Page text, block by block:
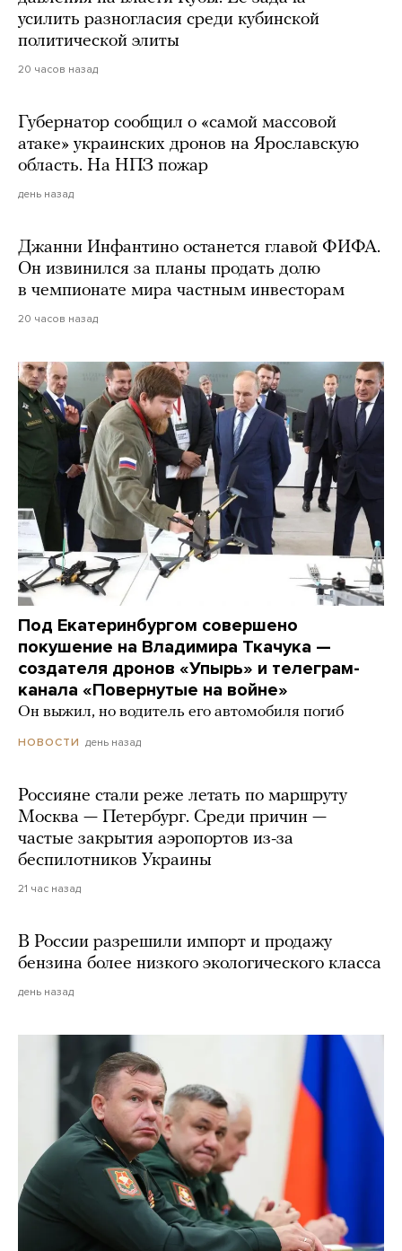
усилить разногласия среди кубинской
политической элиты
20 часов назад
Губернатор сообщил о «самой массовой
атаке» украинских дронов на Ярославскую
область. На НПЗ пожар
день назад
Джанни Инфантино останется главой ФИФА.
Он извинился за планы продать долю
в чемпионате мира частным инвесторам
20 часов назад
Под Екатеринбургом совершено
покушение на Владимира Ткачука —
создателя дронов «Упырь» и телеграм-
канала «Повернутые на войне»
Он выжил, но водитель его автомобиля погиб
НОВОСТИ день назад
Россияне стали реже летать по маршруту
Москва — Петербург. Среди причин —
частые закрытия аэропортов из-за
беспилотников Украины
21 час назад
В России разрешили импорт и продажу
бензина более низкого экологического класса
день назад